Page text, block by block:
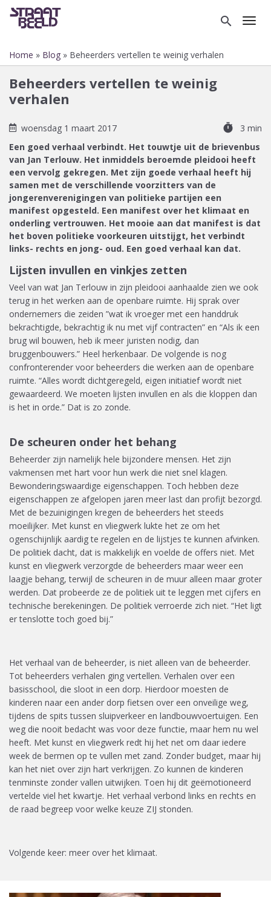
Overslaan
inhoud
gaan
search
Kruimelpad
Home Blog Beheerders vertellen te weinig verhalen
Beheerders vertellen te weinig
verhalen
woensdag 1 maart 2017 timer
3 min
Een goed verhaal verbindt. Het touwtje uit de brievenbus
van Jan Terlouw. Het inmiddels beroemde pleidooi heeft
een vervolg gekregen. Met zijn goede verhaal heeft hij
samen met de verschillende voorzitters van de
jongerenverenigingen van politieke partijen een
manifest opgesteld. Een manifest over het klimaat en
onderling vertrouwen. Het mooie aan dat manifest is dat
het boven politieke voorkeuren uitstijgt, het verbindt
links- rechts en jong- oud. Een goed verhaal kan dat.
Lijsten invullen en vinkjes zetten
Veel van wat Jan Terlouw in zijn pleidooi aanhaalde zien we ook
terug in het werken aan de openbare ruimte. Hij sprak over
ondernemers die zeiden ”wat ik vroeger met een handdruk
bekrachtigde, bekrachtig ik nu met vijf contracten” en “Als ik een
brug wil bouwen, heb ik meer juristen nodig, dan
bruggenbouwers.” Heel herkenbaar. De volgende is nog
confronterender voor beheerders die werken aan de openbare
ruimte. “Alles wordt dichtgeregeld, eigen initiatief wordt niet
gewaardeerd. We moeten lijsten invullen en als die kloppen dan
is het in orde.” Dat is zo zonde.
De scheuren onder het behang
Beheerder zijn namelijk hele bijzondere mensen. Het zijn
vakmensen met hart voor hun werk die niet snel klagen.
Bewonderingswaardige eigenschappen. Toch hebben deze
eigenschappen ze afgelopen jaren meer last dan profijt bezorgd.
Met de bezuinigingen kregen de beheerders het steeds
moeilijker. Met kunst en vliegwerk lukte het ze om het
ogenschijnlijk aardig te regelen en de lijstjes te kunnen afvinken.
De politiek dacht, dat is makkelijk en voelde de offers niet. Met
kunst en vliegwerk verzorgde de beheerders maar weer een
laagje behang, terwijl de scheuren in de muur alleen maar groter
werden. Dat probeerde ze de politiek uit te leggen met cijfers en
technische berekeningen. De politiek verroerde zich niet. “Het ligt
er tenslotte toch goed bij.”
Het verhaal van de beheerder, is niet alleen van de beheerder.
Tot beheerders verhalen ging vertellen. Verhalen over een
basisschool, die sloot in een dorp. Hierdoor moesten de
kinderen naar een ander dorp fietsen over een onveilige weg,
tijdens de spits tussen sluipverkeer en landbouwvoertuigen. Een
weg die nooit bedacht was voor deze functie, maar hem nu wel
heeft. Met kunst en vliegwerk redt hij het net om daar iedere
week de bermen op te vullen met zand. Zonder budget, maar hij
kan het niet over zijn hart verkrijgen. Zo kunnen de kinderen
tenminste zonder vallen uitwijken. Toen hij dit geëmotioneerd
vertelde viel het kwartje. Het verhaal verbond links en rechts en
de raad begreep voor welke keuze ZIJ stonden.
Volgende keer: meer over het klimaat.